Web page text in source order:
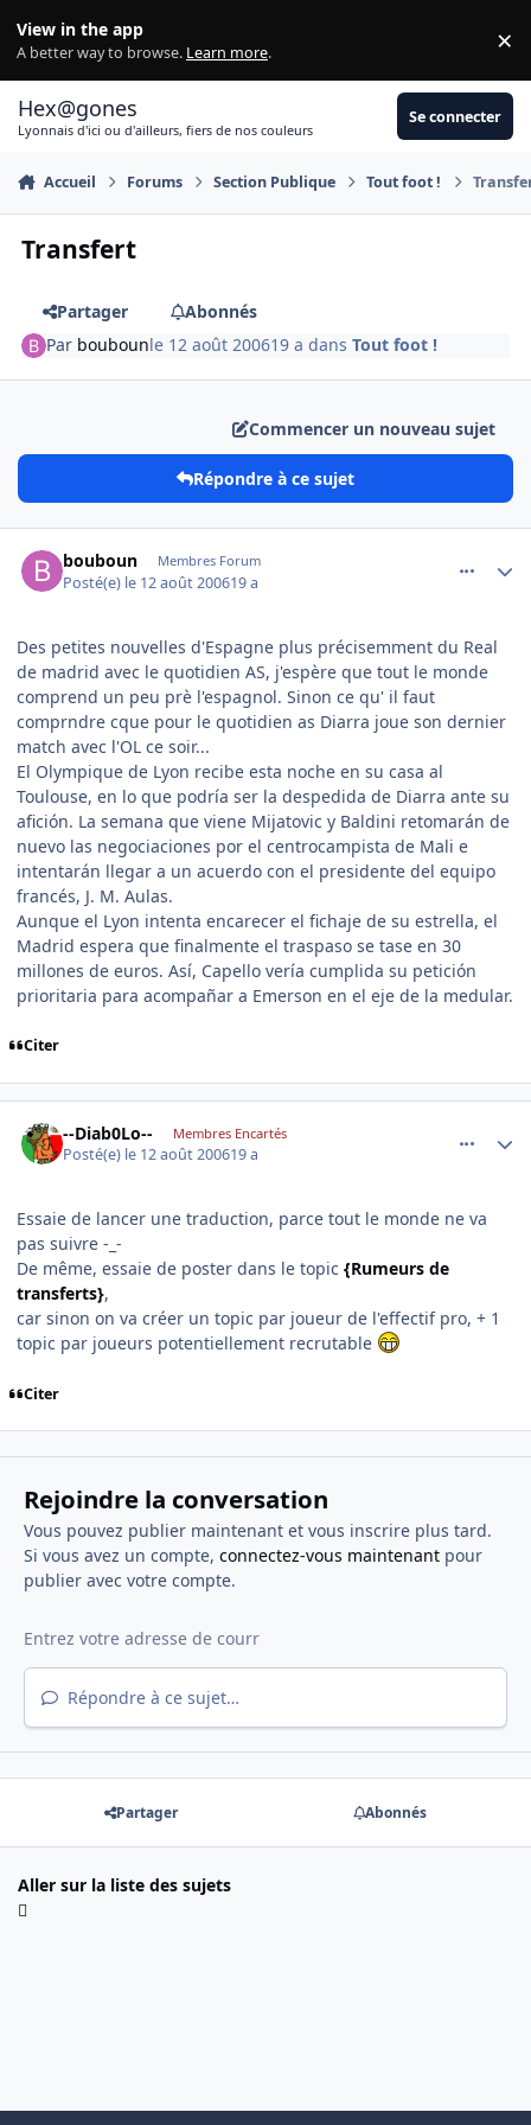
View in the app
A better way to browse. Learn more. ×
Hex@gones
Lyonnais d'ici ou d'ailleurs, fiers de nos couleurs
Se connecter
Accueil Forums Section Publique Tout foot !
Transfert
Partager
Abonnés
Par boubounle 12 août 200619 a dansTout foot !
Commencer un nouveau sujet
Répondre à ce sujet
bouboun Membres Forum
Posté(e) le 12 août 200619 a
Des petites nouvelles d'Espagne plus précisemment du Real
de madrid avec le quotidien AS, j'espère que tout le monde
comprend un peu prè l'espagnol. Sinon ce qu' il faut
comprndre cque pour le quotidien as Diarra joue son dernier
match avec l'OL ce soir...
El Olympique de Lyon recibe esta noche en su casa al
Toulouse, en lo que podría ser la despedida de Diarra ante su
afición. La semana que viene Mijatovic y Baldini retomarán de
nuevo las negociaciones por el centrocampista de Mali e
intentarán llegar a un acuerdo con el presidente del equipo
francés, J. M. Aulas.
Aunque el Lyon intenta encarecer el fichaje de su estrella, el
Madrid espera que finalmente el traspaso se tase en 30
millones de euros. Así, Capello vería cumplida su petición
prioritaria para acompañar a Emerson en el eje de la medular.
Citer
--Diab0Lo-- Membres Encartés
Posté(e) le 12 août 200619 a
Essaie de lancer une traduction, parce tout le monde ne va
pas suivre -_-
De même, essaie de poster dans le topic {Rumeurs de
transferts},
car sinon on va créer un topic par joueur de l'effectif pro, + 1
topic par joueurs potentiellement recrutable
Citer
Rejoindre la conversation
Vous pouvez publier maintenant et vous inscrire plus tard.
Si vous avez un compte, connectez-vous maintenantpour
publier avec votre compte.
Répondre à ce sujet…
Partager Abonnés
Aller sur la liste des sujets